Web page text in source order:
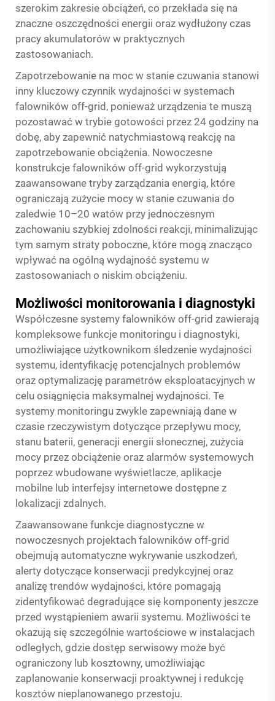
szerokim zakresie obciążeń, co przekłada się na
znaczne oszczędności energii oraz wydłużony czas
pracy akumulatorów w praktycznych
zastosowaniach.
Zapotrzebowanie na moc w stanie czuwania stanowi
inny kluczowy czynnik wydajności w systemach
falowników off-grid, ponieważ urządzenia te muszą
pozostawać w trybie gotowości przez 24 godziny na
dobę, aby zapewnić natychmiastową reakcję na
zapotrzebowanie obciążenia. Nowoczesne
konstrukcje falowników off-grid wykorzystują
zaawansowane tryby zarządzania energią, które
ograniczają zużycie mocy w stanie czuwania do
zaledwie 10–20 watów przy jednoczesnym
zachowaniu szybkiej zdolności reakcji, minimalizując
tym samym straty poboczne, które mogą znacząco
wpływać na ogólną wydajność systemu w
zastosowaniach o niskim obciążeniu.
Możliwości monitorowania i diagnostyki
Współczesne systemy falowników off-grid zawierają
kompleksowe funkcje monitoringu i diagnostyki,
umożliwiające użytkownikom śledzenie wydajności
systemu, identyfikację potencjalnych problemów
oraz optymalizację parametrów eksploatacyjnych w
celu osiągnięcia maksymalnej wydajności. Te
systemy monitoringu zwykle zapewniają dane w
czasie rzeczywistym dotyczące przepływu mocy,
stanu baterii, generacji energii słonecznej, zużycia
mocy przez obciążenie oraz alarmów systemowych
poprzez wbudowane wyświetlacze, aplikacje
mobilne lub interfejsy internetowe dostępne z
lokalizacji zdalnych.
Zaawansowane funkcje diagnostyczne w
nowoczesnych projektach falowników off-grid
obejmują automatyczne wykrywanie uszkodzeń,
alerty dotyczące konserwacji predykcyjnej oraz
analizę trendów wydajności, które pomagają
zidentyfikować degradujące się komponenty jeszcze
przed wystąpieniem awarii systemu. Możliwości te
okazują się szczególnie wartościowe w instalacjach
odległych, gdzie dostęp serwisowy może być
ograniczony lub kosztowny, umożliwiając
zaplanowanie konserwacji proaktywnej i redukcję
kosztów nieplanowanego przestoju.